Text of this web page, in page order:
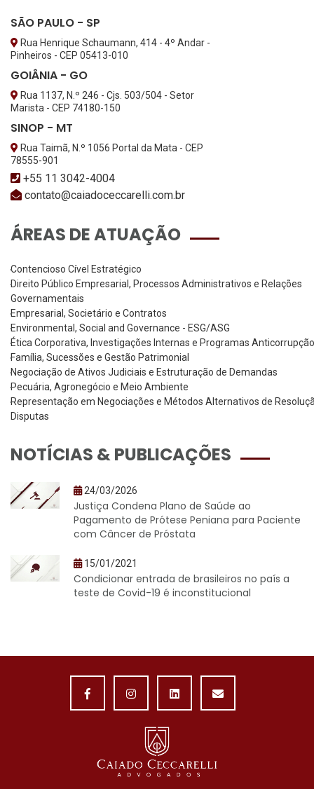
SÃO PAULO - SP
Rua Henrique Schaumann, 414 - 4º Andar -
Pinheiros - CEP 05413-010
GOIÂNIA - GO
Rua 1137, N.º 246 - Cjs. 503/504 - Setor
Marista - CEP 74180-150
SINOP - MT
Rua Taimã, N.º 1056 Portal da Mata - CEP
78555-901
+55 11 3042-4004
contato@caiadoceccarelli.com.br
ÁREAS DE ATUAÇÃO
Contencioso Cível Estratégico
Direito Público Empresarial, Processos Administrativos e Relações
Governamentais
Empresarial, Societário e Contratos
Environmental, Social and Governance - ESG/ASG
Ética Corporativa, Investigações Internas e Programas Anticorrupção
Família, Sucessões e Gestão Patrimonial
Negociação de Ativos Judiciais e Estruturação de Demandas
Pecuária, Agronegócio e Meio Ambiente
Representação em Negociações e Métodos Alternativos de
Disputas
NOTÍCIAS & PUBLICAÇÕES
24/03/2026
Justiça Condena Plano de Saúde ao
Pagamento de Prótese Peniana para Paciente
com Câncer de Próstata
15/01/2021
Condicionar entrada de brasileiros no país a
teste de Covid-19 é inconstitucional